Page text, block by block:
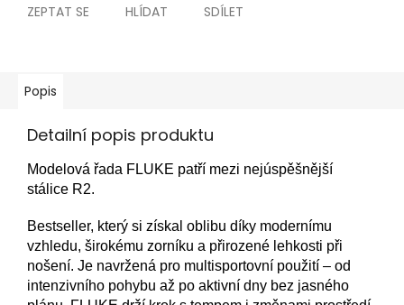
ZEPTAT SE HLÍDAT SDÍLET
Popis
Detailní popis produktu
Modelová řada FLUKE patří mezi nejúspěšnější
stálice R2.
Bestseller, který si získal oblibu díky modernímu
vzhledu, širokému zorníku a přirozené lehkosti při
nošení. Je navržená pro multisportovní použití – od
intenzivního pohybu až po aktivní dny bez jasného